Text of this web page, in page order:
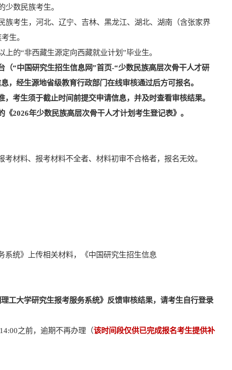
少数民族考生。
族考生，河北、辽宁、吉林、黑龙江、湖北、湖南（含张家界
生。
上的“非西藏生源定向西藏就业计划”毕业生。
（“中国研究生招生信息网”首页-“少数民族高层次骨干人才研
，经生源地省级教育行政部门在线审核通过后方可报名。
考生须于截止时间前提交申请信息，并及时查看审核结果。
《2026年少数民族高层次骨干人才计划考生登记表》。
考材料、报考材料不全者、材料初审不合格者，报名无效。
系统》上传相关材料，
《中国研究生招生信息
理工大学研究生报考服务系统》 反馈审核结果，请考生自行登录
14:00之前，逾期不再办理 （该时间段仅供已完成报名考生提供补